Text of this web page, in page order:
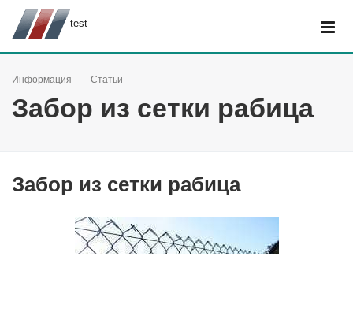
test
Информация Статьи
Забор из сетки рабица
Забор из сетки рабица